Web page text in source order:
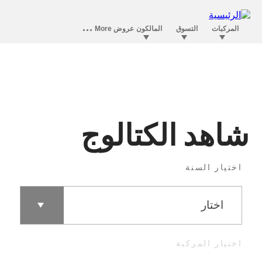
شاهد الكتالوج
اختيار السنة
اختيار المركبة